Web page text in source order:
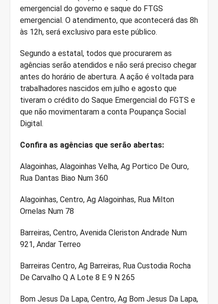
emergencial do governo e saque do FTGS
emergencial. O atendimento, que acontecerá das 8h
às 12h, será exclusivo para este público.
Segundo a estatal, todos que procurarem as
agências serão atendidos e não será preciso chegar
antes do horário de abertura. A ação é voltada para
trabalhadores nascidos em julho e agosto que
tiveram o crédito do Saque Emergencial do FGTS e
que não movimentaram a conta Poupança Social
Digital.
Confira as agências que serão abertas:
Alagoinhas, Alagoinhas Velha, Ag Portico De Ouro,
Rua Dantas Biao Num 360
Alagoinhas, Centro, Ag Alagoinhas, Rua Milton
Ornelas Num 78
Barreiras, Centro, Avenida Cleriston Andrade Num
921, Andar Terreo
Barreiras Centro, Ag Barreiras, Rua Custodia Rocha
De Carvalho Q A Lote 8 E 9 N 265
Bom Jesus Da Lapa, Centro, Ag Bom Jesus Da Lapa,